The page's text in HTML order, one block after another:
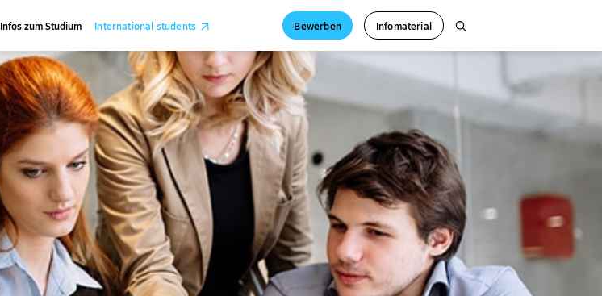
Infos zum Studium International students Bewerben Infomaterial